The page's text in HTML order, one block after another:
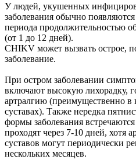
У людей, укушенных
заболевания обычно
периода продолжительностью
(от 1 до 12 дней).
CHIKV может вызвать острое,
заболевание.
При остром заболевании
включают высокую лихорадку,
артралгию (преимущественно в
суставах). Также нередка
формы заболевания
проходят через 7-10 дней, хотя
суставов могут периодически
нескольких месяцев.